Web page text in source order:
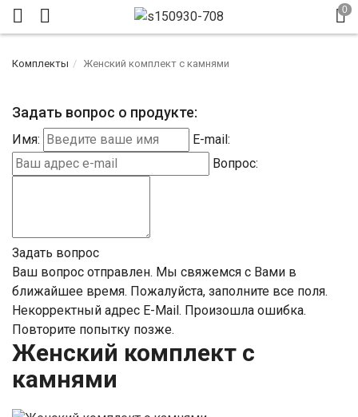
Комплекты Женский комплект с камнями
Задать вопрос о продукте:
Имя:
E-mail:
Вопрос:
Задать вопрос
Ваш вопрос отправлен. Мы свяжемся с Вами в
ближайшее время. Пожалуйста, заполните все поля.
Некорректный адрес E-Mail. Произошла ошибка.
Повторите попытку позже.
Женский комплект с
камнями